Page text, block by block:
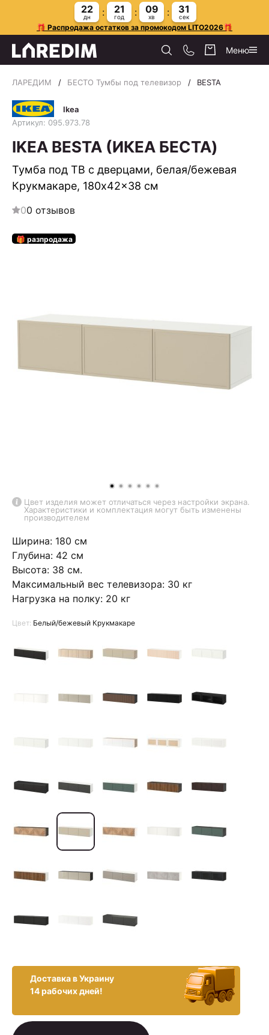
22
дн
21
год
09
хв
30
сек
🎁 Распродажа остатков за промокодом LITO2026🎁
Меню
ЛАРЕДИМ БЕСТО Тумбы под телевизор BESTA
Ikea
Артикул: 095.973.78
IKEA BESTA (ИКЕА БЕСТА)
Тумба под ТВ с дверцами, белая/бежевая
Крукмакаре, 180x42x38 см
00 отзывов
🎁 разпродажа
Цвет изделия может отличаться через настройки экрана.
Характеристики и комплектация могут быть изменены
производителем
Ширина: 180 см
Глубина: 42 см
Высота: 38 см.
Максимальный вес телевизора: 30 кг
Нагрузка на полку: 20 кг
Цвет: Белый/бежевый Крукмакаре
Доставка в Украину
14 рабочих дней!